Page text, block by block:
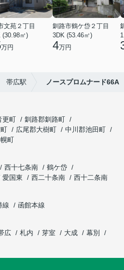
文苑２丁目
(30.98㎡)
万円
釧路市鶴ケ岱２丁目
3DK (53.46㎡)
4万円
帯広駅 ノースプロムナード66A
更町
釧路郡釧路町
広尾郡大樹町
中川郡池田町
町
西十七条南
鶴ケ岱
愛国東 西二十条南
西十二条南
線
函館本線
広 札内 芽室 大成
幕別